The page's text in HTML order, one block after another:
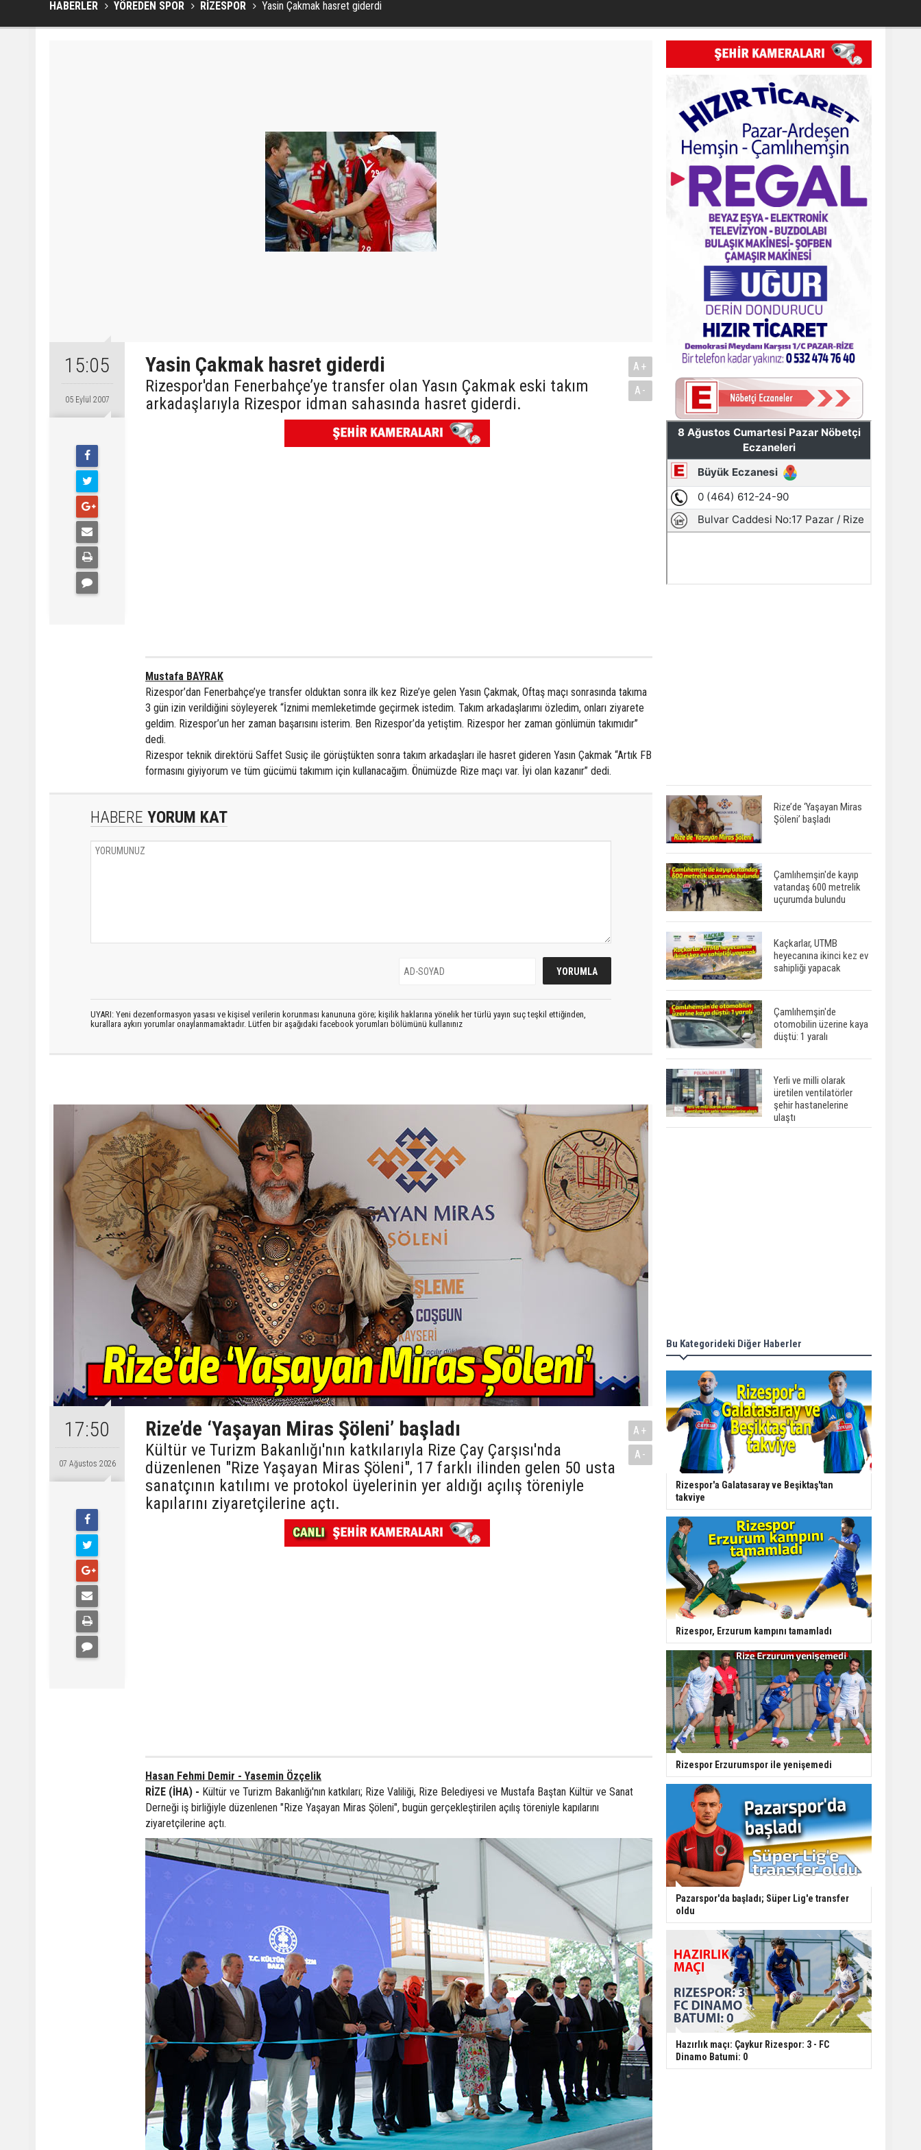
HABERLER YÖREDEN SPOR RİZESPOR Yasin Çakmak hasret giderdi
15:05
05 Eylül 2007
Yasin Çakmak hasret giderdi
Rizespor'dan Fenerbahçe’ye transfer olan Yasın Çakmak eski takım
arkadaşlarıyla Rizespor idman sahasında hasret giderdi.
A+
A-
Mustafa BAYRAK
Rizespor’dan Fenerbahçe’ye transfer olduktan sonra ilk kez Rize’ye gelen Yasın Çakmak, Oftaş maçı sonrasında takıma
3 gün izin verildiğini söyleyerek “İznimi memleketimde geçirmek istedim. Takım arkadaşlarımı özledim, onları ziyarete
geldim. Rizespor’un her zaman başarısını isterim. Ben Rizespor’da yetiştim. Rizespor her zaman gönlümün takımıdır”
dedi.
Rizespor teknik direktörü Saffet Susiç ile görüştükten sonra takım arkadaşları ile hasret gideren Yasın Çakmak “Artık FB
formasını giyiyorum ve tüm gücümü takımım için kullanacağım. Önümüzde Rize maçı var. İyi olan kazanır” dedi.
HABERE YORUM KAT
UYARI: Yeni dezenformasyon yasası ve kişisel verilerin korunması kanununa göre; kişilik haklarına yönelik her türlü yayın suç teşkil ettiğinden,
kurallara aykırı yorumlar onaylanmamaktadır. Lütfen bir aşağıdaki facebook yorumları bölümünü kullanınız
17:50
07 Ağustos 2026
Rize’de ‘Yaşayan Miras Şöleni’ başladı
Kültür ve Turizm Bakanlığı'nın katkılarıyla Rize Çay Çarşısı'nda
düzenlenen "Rize Yaşayan Miras Şöleni", 17 farklı ilinden gelen 50 usta
sanatçının katılımı ve protokol üyelerinin yer aldığı açılış töreniyle
kapılarını ziyaretçilerine açtı.
A+
A-
Hasan Fehmi Demir - Yasemin Özçelik
RİZE (İHA) - Kültür ve Turizm Bakanlığı'nın katkıları; Rize Valiliği, Rize Belediyesi ve Mustafa Baştan Kültür ve Sanat
Derneği iş birliğiyle düzenlenen "Rize Yaşayan Miras Şöleni", bugün gerçekleştirilen açılış töreniyle kapılarını
ziyaretçilerine açtı.
Rize’de ‘Yaşayan Miras
Şöleni’ başladı
Çamlıhemşin'de kayıp
vatandaş 600 metrelik
uçurumda bulundu
Kaçkarlar, UTMB
heyecanına ikinci kez ev
sahipliği yapacak
Çamlıhemşin'de
otomobilin üzerine kaya
düştü: 1 yaralı
Yerli ve milli olarak
üretilen ventilatörler
şehir hastanelerine
ulaştı
Bu Kategorideki Diğer Haberler
Rizespor'a Galatasaray ve Beşiktaş'tan
takviye
Rizespor, Erzurum kampını tamamladı
Rizespor Erzurumspor ile yenişemedi
Pazarspor'da başladı; Süper Lig'e transfer
oldu
Hazırlık maçı: Çaykur Rizespor: 3 - FC
Dinamo Batumi: 0